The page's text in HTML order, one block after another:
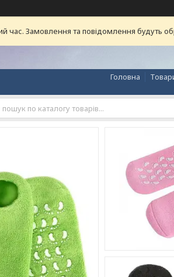
час. Замовлення та повідомлення будуть
Головна